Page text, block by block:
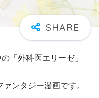
「外科医エリーゼ」
ンタジー漫画です。